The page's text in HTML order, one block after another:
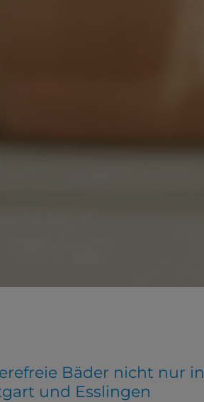
Bäder nicht nur in
und Esslingen